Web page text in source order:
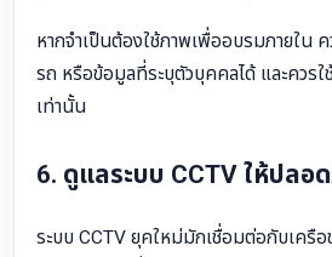
หากจำเป็นต้องใช้ภาพเพื่ออบรมภายใน ค
รถ หรือข้อมูลที่ระบุตัวบุคคลได้ และควรใ
เท่านั้น
6. ดูแลระบบ CCTV ให้ปลอ
ระบบ CCTV ยุคใหม่มักเชื่อมต่อกับเครือ